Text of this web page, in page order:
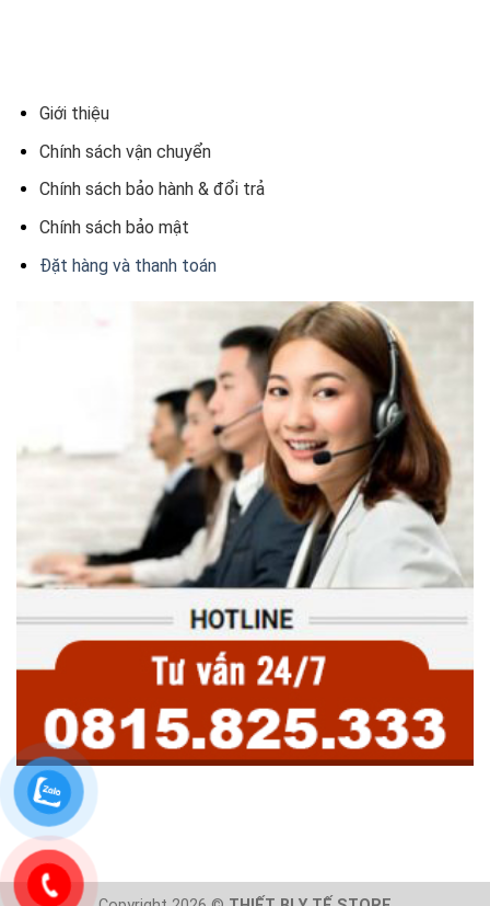
Giới thiệu
Chính sách vận chuyển
Chính sách bảo hành & đổi trả
Chính sách bảo mật
Đặt hàng và thanh toán